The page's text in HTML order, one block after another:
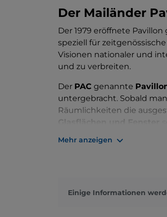
Der Mailänder
Der 1979 eröffnete
speziell für
Visionen nationaler und
und zu verbreiten.
Der PAC genannte
untergebracht. Sobald
Räumlichkeiten die
Glasflächen und Fenster
sechseckigen Räumen
Andres Serrano, Marina
auch weniger bekannte
Mehr anzeigen
Einige Informationen